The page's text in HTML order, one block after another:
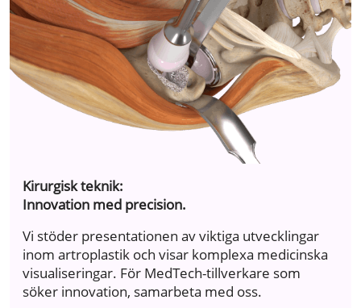
Kirurgisk teknik:
Innovation med precision.
Vi stöder presentationen av viktiga utvecklingar
inom artroplastik och visar komplexa medicinska
visualiseringar. För MedTech-tillverkare som
söker innovation, samarbeta med oss.